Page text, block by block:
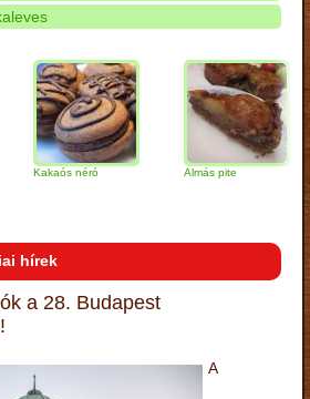
Kakaós néró Almás pite
hírek
a 28. Budapest
A